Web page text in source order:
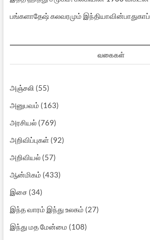
பங்களாதேஷ் கலவரமும்
வகைகள்
அஞ்சலி (55)
அனுபவம் (163)
அரசியல்(769)
அறிவிப்புகள்(92)
அறிவியல்(57)
ஆன்மிகம் (433)
இசை(34)
இந்த வாரம் இந்து உலகம் (27)
இந்து மத மேன்மை (108)